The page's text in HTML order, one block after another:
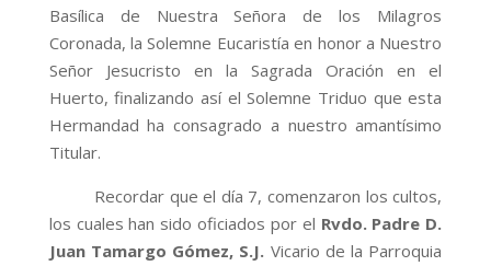
Basílica de Nuestra Señora de los Milagros
Coronada, la Solemne Eucaristía en honor a Nuestro
Señor Jesucristo en la Sagrada Oración en el
Huerto, finalizando así el Solemne Triduo que esta
Hermandad ha consagrado a nuestro amantísimo
Titular.
Recordar que el día 7, comenzaron los cultos,
los cuales han sido oficiados por el Rvdo. Padre D.
Juan Tamargo Gómez, S.J. Vicario de la Parroquia